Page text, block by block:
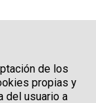
de los
propias y
del usuario a